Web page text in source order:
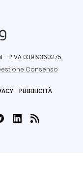
- P.IVA 03919360275
Consenso
PUBBLICITÀ